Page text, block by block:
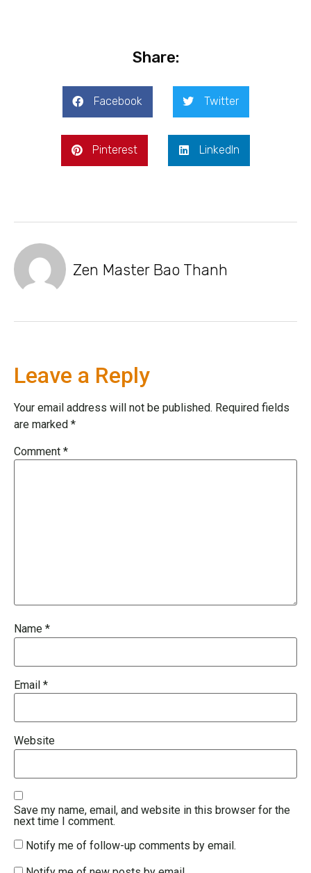
Share:
Facebook Twitter
Pinterest LinkedIn
Zen Master Bao Thanh
Leave a Reply
Your email address will not be published. Required fields
are marked *
Comment *
Name *
Email *
Website
Save my name, email, and website in this browser for the
next time I comment.
Notify me of follow-up comments by email.